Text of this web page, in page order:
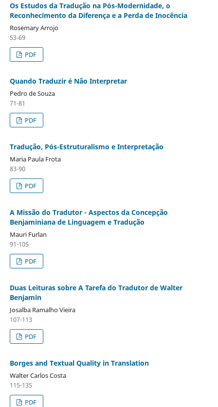
Os Estudos da Tradução na Pós-Modernidade, o
Reconhecimento da Diferença e a Perda de Inocência
Rosemary Arrojo
53-69
PDF
Quando Traduzir é Não Interpretar
Pedro de Souza
71-81
PDF
Tradução, Pós-Estruturalismo e Interpretação
Maria Paula Frota
83-90
PDF
A Missão do Tradutor - Aspectos da Concepção
Benjaminiana de Linguagem e Tradução
Mauri Furlan
91-105
PDF
Duas Leituras sobre A Tarefa do Tradutor de Walter
Benjamin
Josalba Ramalho Vieira
107-113
PDF
Borges and Textual Quality in Translation
Walter Carlos Costa
115-135
PDF